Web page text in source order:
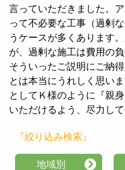
言っていただきました。
って不必要な工事（過剰
うケースが多くあります
が、過剰な施工は費用の
そういったご説明にご納
とは本当にうれしく思い
としてＫ様のように『親
いただけるよう、尽力して
『絞り込み検索』
地域別